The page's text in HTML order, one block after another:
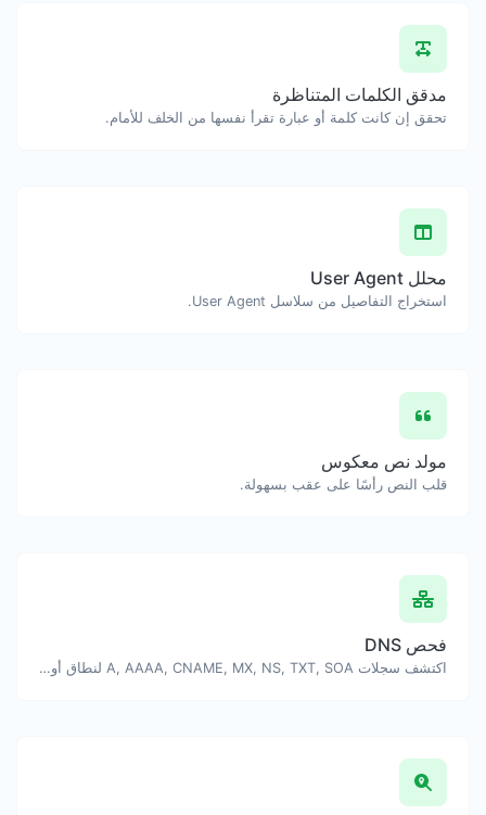
مدقق الكلمات المتناظرة
تحقق إن كانت كلمة أو عبارة تقرأ نفسها من الخلف للأمام.
محلل User Agent
استخراج التفاصيل من سلاسل User Agent.
مولد نص معكوس
قلب النص رأسًا على عقب بسهولة.
فحص DNS
اكتشف سجلات A, AAAA, CNAME, MX, NS, TXT, SOA لنطاق أو مضيف.